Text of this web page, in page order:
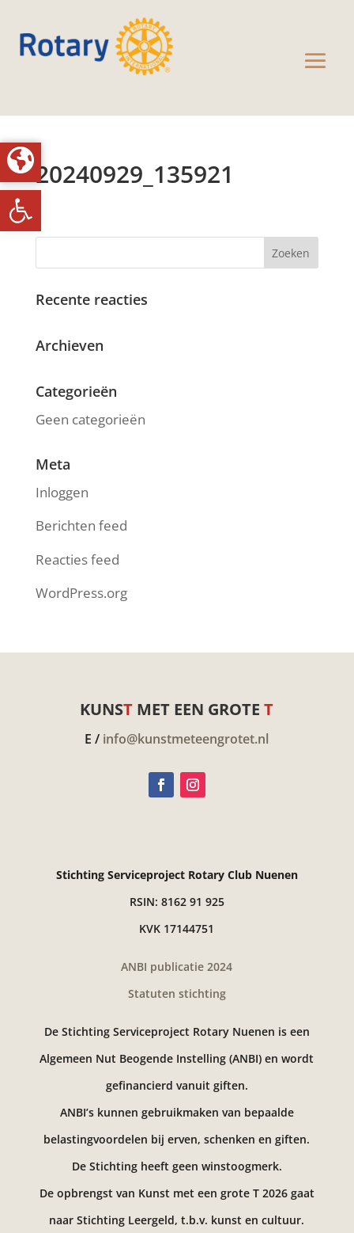
Toolbar openen
20240929_135921
Recente reacties
Archieven
Categorieën
Geen categorieën
Meta
Inloggen
Berichten feed
Reacties feed
WordPress.org
KUNST MET EEN GROTET
E / info@kunstmeteengrotet.nl
Stichting Serviceproject Rotary Club Nuenen
RSIN: 8162 91 925
KVK 17144751
ANBI publicatie 2024
Statuten stichting
De Stichting Serviceproject Rotary Nuenen is een
Algemeen Nut Beogende Instelling (ANBI) en wordt
gefinancierd vanuit giften.
ANBI’s kunnen gebruikmaken van bepaalde
belastingvoordelen bij erven, schenken en giften.
De Stichting heeft geen winstoogmerk.
De opbrengst van Kunst met een grote T 2026 gaat
naar Stichting Leergeld, t.b.v. kunst en cultuur.